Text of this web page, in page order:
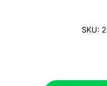
SKU: